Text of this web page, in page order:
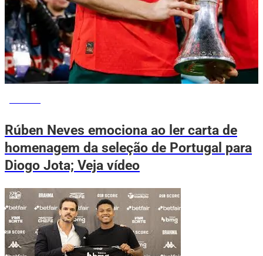
Rúben Neves emociona ao ler carta de
homenagem da seleção de Portugal para
Diogo Jota; Veja vídeo